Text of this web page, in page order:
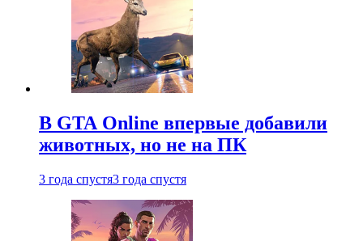
В GTA Online впервые добавили
животных, но не на ПК
3 года спустя3 года спустя